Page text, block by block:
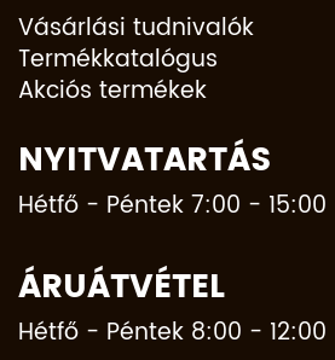
Vásárlási tudnivalók
Termékkatalógus
Akciós termékek
NYITVATARTÁS
Hétfő - Péntek 7:00 - 15:00
ÁRUÁTVÉTEL
Hétfő - Péntek 8:00 - 12:00